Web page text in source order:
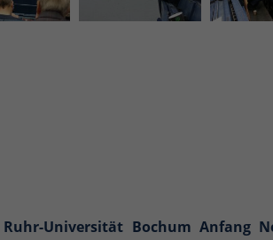
Universität Bochum Anfang